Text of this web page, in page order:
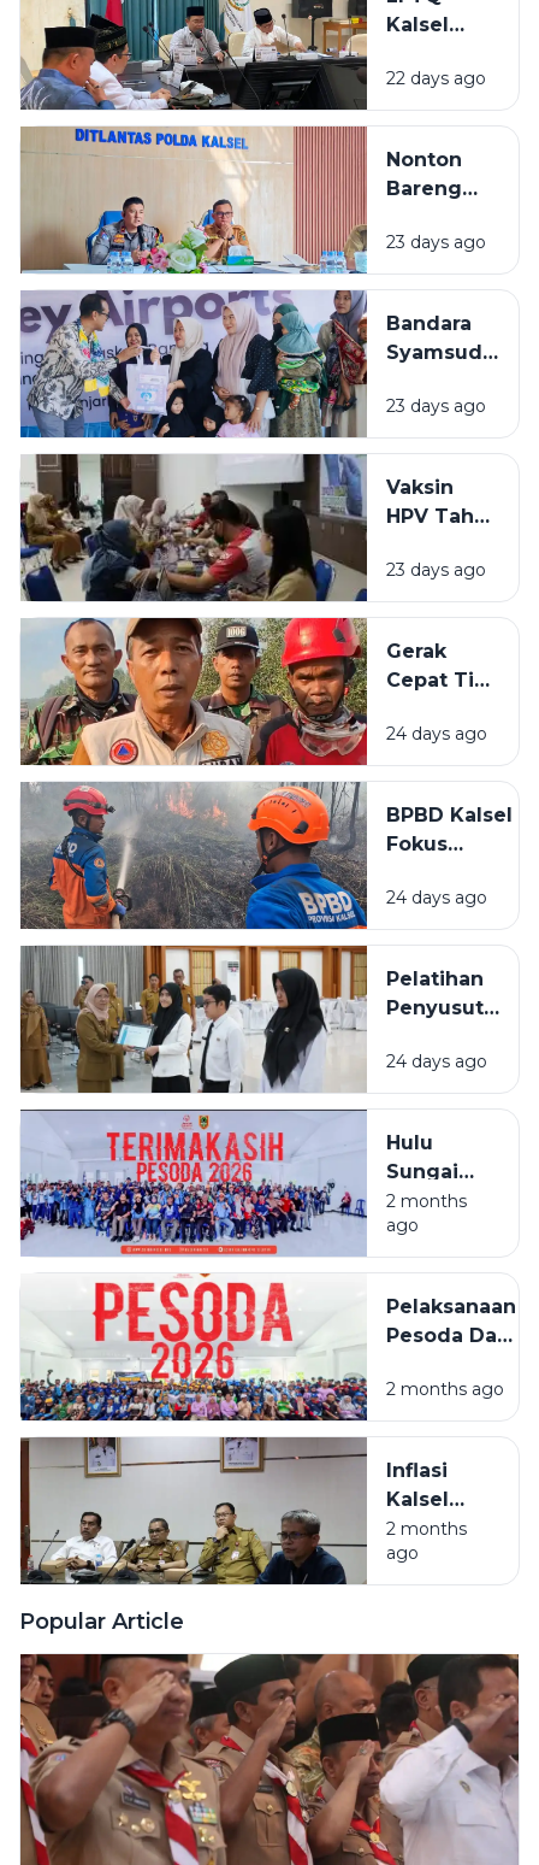
Kalsel
Gembleng
Kafilah
MTQ
Nasional
22 days ago
Nonton
Bareng
Dunia 2026
di Kalsel,
Siapkan
Dukungan
23 days ago
Bandara
Syamsudin
Salurkan
Bantuan
untuk
Stunting
Rumah
Layak Huni
23 days ago
Vaksin
HPV Tahap
BBPOM
Banjarbaru
Target
Peserta
23 days ago
Gerak
Cepat Tim
Cegah
Karhutla
Landasan
Ulin Timur
24 days ago
BPBD Kalsel
Fokus
Permukiman
Saat
Meluas di
Banjarbaru
24 days ago
Pelatihan
Penyusutan
BPSDMD
Kalsel
ASN Lulus
24 days ago
Hulu
Sungai
Selatan
Juara
Umum
2026
2 months
ago
Pelaksanaan
Pesoda Dan
Ditengah
Efesiensi
2 months ago
Inflasi
Kalsel
Masih
Terkendali,
Beras Jadi
2 months
ago
Popular Article